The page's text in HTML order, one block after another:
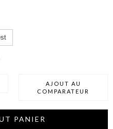
AJOUT AU
COMPARATEUR
PANIER